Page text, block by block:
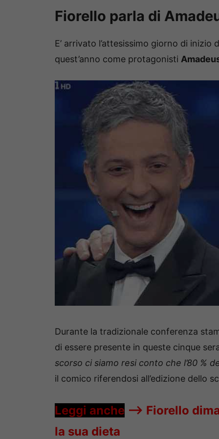
Fiorello parla di
E’ arrivato l’attesissimo giorno di inizio
quest’anno come protagonisti
Durante la tradizionale conferenza
di essere presente in queste cinque
scorso ci siamo resi conto che l’80 %
il comico riferendosi all’edizione dello
Leggi anche —-> Fiorello
la sua dieta